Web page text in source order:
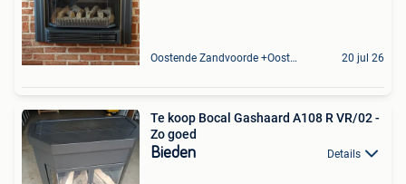
Oostende Zandvoorde +Oostende 20 jul 26
Te koop Bocal Gashaard A108 R VR/02 -
Zo goed
Bieden Details